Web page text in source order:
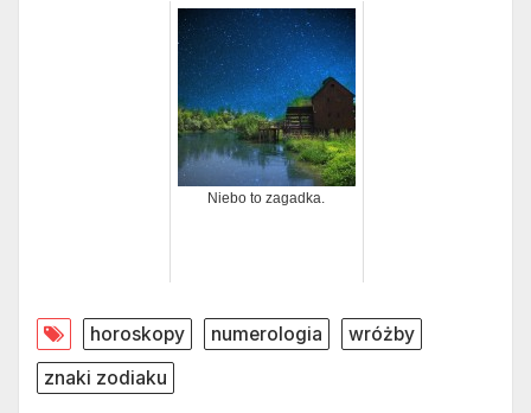
Niebo to zagadka.
horoskopy numerologia
wróżby
znaki zodiaku